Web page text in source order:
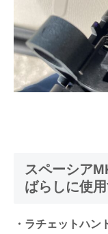
スペーシア
ばらしに使
・ラチェットハ